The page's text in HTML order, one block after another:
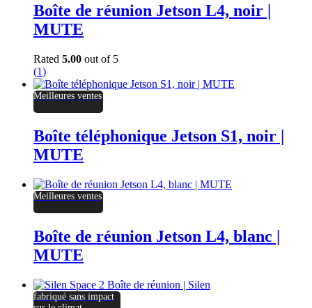
Boîte de réunion Jetson L4, noir |
MUTE
Rated 5.00 out of 5
(1)
Meilleures ventes
Boîte téléphonique Jetson S1, noir |
MUTE
Meilleures ventes
Boîte de réunion Jetson L4, blanc |
MUTE
fabriqué sans impact